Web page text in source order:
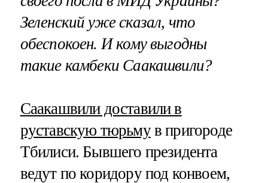
Зеленский уже сказал, что
обеспокоен. И кому выгодны
такие камбеки Саакашвили?
Саакашвили доставили в
руставскую тюрьмув пригороде
Тбилиси. Бывшего президента
ведут по коридору под конвоем,